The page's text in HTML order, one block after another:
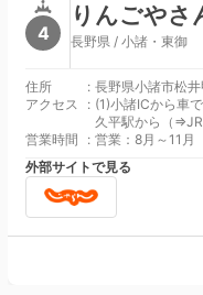
4
りんごやさ
長野県 / 小諸・東御
住所 : 長野県小諸市松
アクセス
: (1)小諸ICから車で10分 (2)JR北陸新幹線軽井沢駅から（⇒しなの鉄道しなの鉄道線小諸駅下車バスorタ
久平駅から（⇒JR
営業時間
: 営業：8月～11月
外部サイトで見る